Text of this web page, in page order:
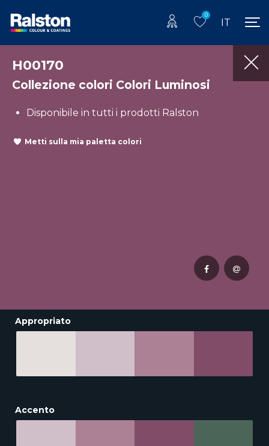
0
IT
H00170
Collezione colori Colori Luminosi
Disponibile in tutti i prodotti Ralston
Metti sulla mia paletta colori
Appropriato
Accento